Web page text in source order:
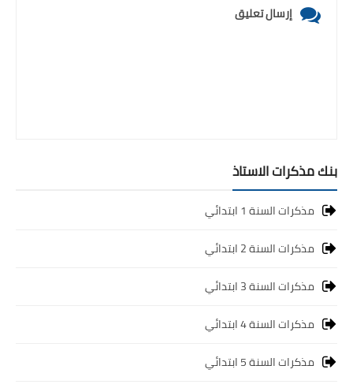
إرسال تعليق
بنك مذكرات الاستاذ
مذكرات السنة 1 ابتدائي
مذكرات السنة 2 ابتدائي
مذكرات السنة 3 ابتدائي
مذكرات السنة 4 ابتدائي
مذكرات السنة 5 ابتدائي